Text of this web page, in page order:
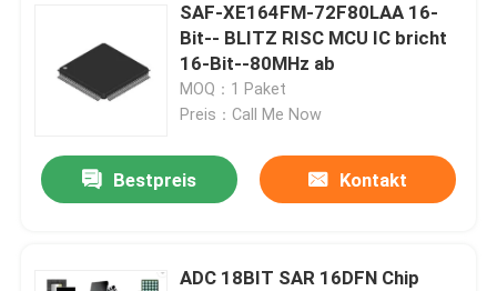
SAF-XE164FM-72F80LAA 16-
Bit-- BLITZ RISC MCU IC bricht
16-Bit--80MHz ab
MOQ：1 Paket
Preis：Call Me Now
Bestpreis Kontakt
ADC 18BIT SAR 16DFN Chip